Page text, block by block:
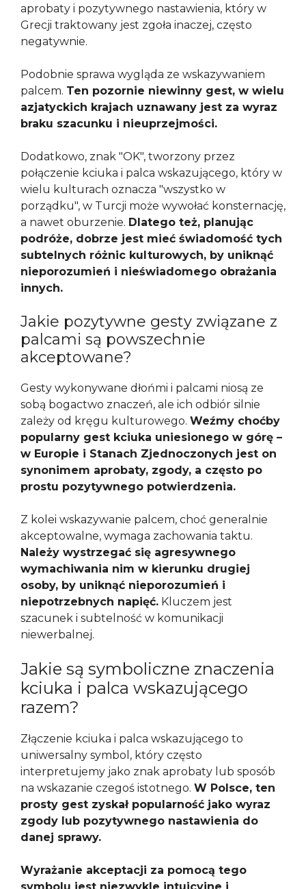
aprobaty i pozytywnego nastawienia, który w
Grecji traktowany jest zgoła inaczej, często
negatywnie.
Podobnie sprawa wygląda ze wskazywaniem
palcem. Ten pozornie niewinny gest, w wielu
azjatyckich krajach uznawany jest za wyraz
braku szacunku i nieuprzejmości.
Dodatkowo, znak "OK", tworzony przez
połączenie kciuka i palca wskazującego, który w
wielu kulturach oznacza "wszystko w
porządku", w Turcji może wywołać konsternację,
a nawet oburzenie. Dlatego też, planując
podróże, dobrze jest mieć świadomość tych
subtelnych różnic kulturowych, by uniknąć
nieporozumień i nieświadomego obrażania
innych.
Jakie pozytywne gesty związane z
palcami są powszechnie
akceptowane?
Gesty wykonywane dłońmi i palcami niosą ze
sobą bogactwo znaczeń, ale ich odbiór silnie
zależy od kręgu kulturowego. Weźmy choćby
popularny gest kciuka uniesionego w górę –
w Europie i Stanach Zjednoczonych jest on
synonimem aprobaty, zgody, a często po
prostu pozytywnego potwierdzenia.
Z kolei wskazywanie palcem, choć generalnie
akceptowalne, wymaga zachowania taktu.
Należy wystrzegać się agresywnego
wymachiwania nim w kierunku drugiej
osoby, by uniknąć nieporozumień i
niepotrzebnych napięć. Kluczem jest
szacunek i subtelność w komunikacji
niewerbalnej.
Jakie są symboliczne znaczenia
kciuka i palca wskazującego
razem?
Złączenie kciuka i palca wskazującego to
uniwersalny symbol, który często
interpretujemy jako znak aprobaty lub sposób
na wskazanie czegoś istotnego. W Polsce, ten
prosty gest zyskał popularność jako wyraz
zgody lub pozytywnego nastawienia do
danej sprawy.
Wyrażanie akceptacji za pomocą tego